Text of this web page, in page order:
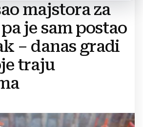
majstora za
je sam postao
– danas gradi
traju